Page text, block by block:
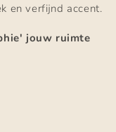
en verfijnd accent.
jouw ruimte